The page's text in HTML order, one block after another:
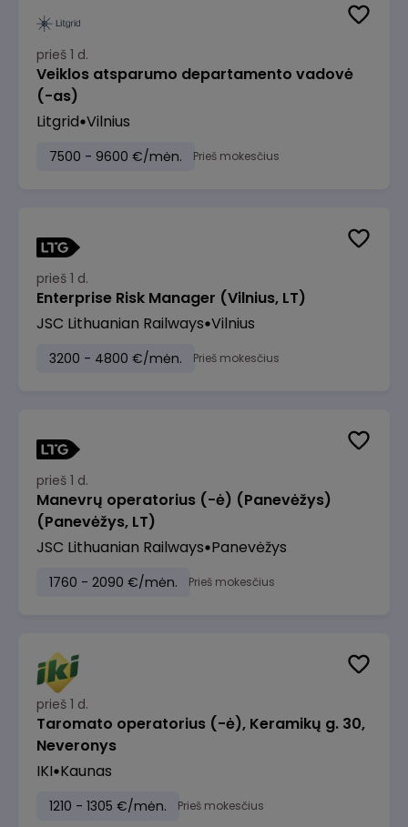
prieš 1 d.
Veiklos atsparumo departamento vadovė
(-as)
Litgrid Vilnius
7500 - 9600 €/mėn. Prieš mokesčius
prieš 1 d.
Enterprise Risk Manager (Vilnius, LT)
JSC Lithuanian Railways Vilnius
3200 - 4800 €/mėn. Prieš mokesčius
prieš 1 d.
Manevrų operatorius (-ė) (Panevėžys)
(Panevėžys, LT)
JSC Lithuanian Railways Panevėžys
1760 - 2090 €/mėn. Prieš mokesčius
prieš 1 d.
Taromato operatorius (-ė), Keramikų g. 30,
Neveronys
IKI Kaunas
1210 - 1305 €/mėn. Prieš mokesčius